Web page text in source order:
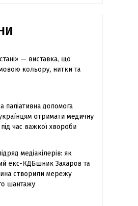
— виставка, що
кольору, нитки та
паліативна допомога
отримати медичну
час важкої хвороби
медіакілерів: як
екс-КДБшник Захаров та
створили мережу
шантажу